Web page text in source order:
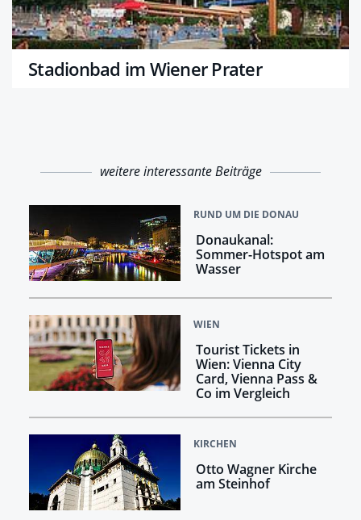
Stadionbad im Wiener Prater
weitere interessante Beiträge
RUND UM DIE DONAU
Donaukanal:
Sommer-Hotspot am
Wasser
WIEN
Tourist Tickets in
Wien: Vienna City
Card, Vienna Pass &
Co im Vergleich
KIRCHEN
Otto Wagner Kirche
am Steinhof